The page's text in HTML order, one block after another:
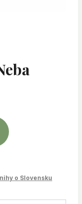
o Slovensku